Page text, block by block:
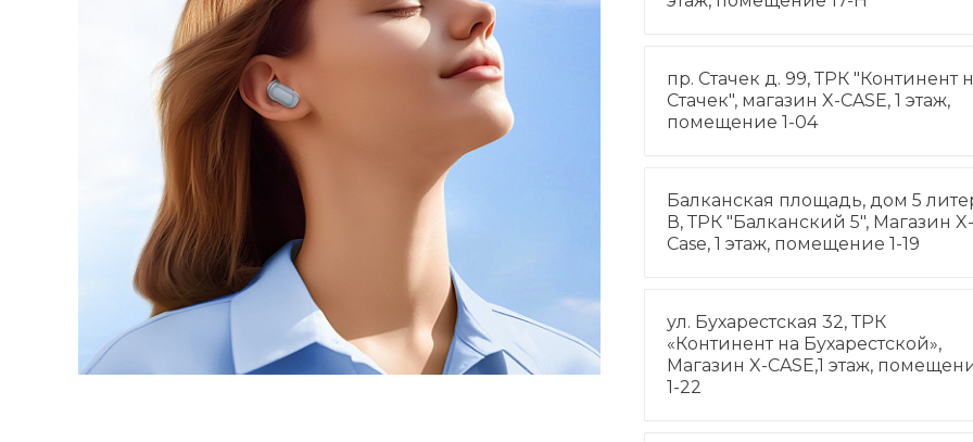
пр. Стачек д. 99, ТРК "Континент
Стачек", магазин X-CASE, 1 этаж,
помещение 1-04
Балканская площадь, дом 5
В, ТРК "Балканский 5", Магазин X-
Case, 1 этаж, помещение 1-19
ул. Бухарестская 32, ТРК
«Континент на Бухарестской»,
Магазин X-CASE,1 этаж,
1-22